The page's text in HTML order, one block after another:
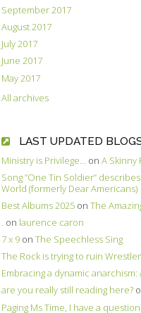
September 2017
August 2017
July 2017
June 2017
May 2017
All archives
LAST UPDATED
Ministry is Privilege... on A Skinny
Song ”One Tin Soldier”
World (formerly Dear Americans)
Best Albums 2025 on The
. on laurence caron
7 x 9 on The Speechless Sing
The Rock is trying to ruin
Embracing a dynamic anarchism:
are you really still reading here?
Paging Ms Time, I have a